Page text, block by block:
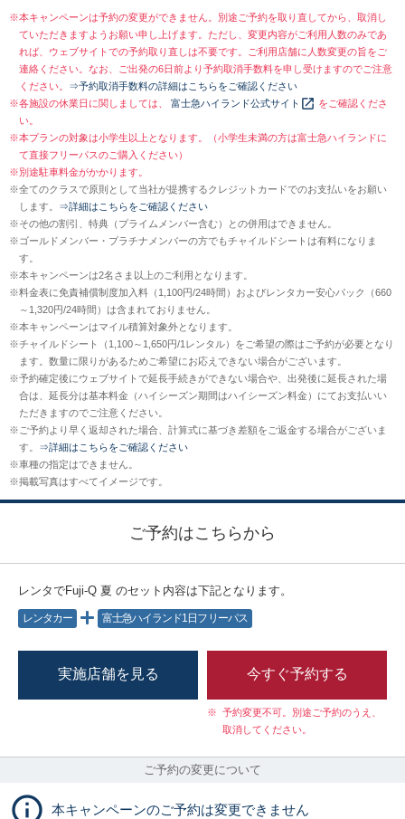
※本キャンペーンは予約の変更ができません。別途ご予約を取り直してから、取消し
ていただきますようお願い申し上げます。ただし、変更内容がご利用人数のみであ
れば、ウェブサイトでの予約取り直しは不要です。ご利用店舗に人数変更の旨をご
連絡ください。なお、ご出発の6日前より予約取消手数料を申し受けますのでご注意
ください。 ⇒予約取消手数料の詳細はこちらをご確認ください
※各施設の休業日に関しましては、 富士急ハイランド公式サイト
をご確認くださ
い。
※本プランの対象は小学生以上となります。（小学生未満の方は富士急ハイランドに
て直接フリーパスのご購入ください）
※別途駐車料金がかかります。
※全てのクラスで原則として当社が提携するクレジットカードでのお支払いをお願い
します。 ⇒詳細はこちらをご確認ください
※その他の割引、特典（プライムメンバー含む）との併用はできません。
※ゴールドメンバー・プラチナメンバーの方でもチャイルドシートは有料になりま
す。
※本キャンペーンは2名さま以上のご利用となります。
※料金表に免責補償制度加入料（1,100円/24時間）およびレンタカー安心パック（660
～1,320円/24時間）は含まれておりません。
※本キャンペーンはマイル積算対象外となります。
※チャイルドシート（1,100～1,650円/1レンタル）をご希望の際はご予約が必要となり
ます。数量に限りがあるためご希望にお応えできない場合がございます。
※予約確定後にウェブサイトで延長手続きができない場合や、出発後に延長された場
合は、延長分は基本料金（ハイシーズン期間はハイシーズン料金）にてお支払いい
ただきますのでご注意ください。
※ ご予約より早く返却された場合、計算式に基づき差額をご返金する場合がございま
す。 ⇒詳細はこちらをご確認ください
※車種の指定はできません。
※掲載写真はすべてイメージです。
ご予約はこちらから
レンタでFuji-Q 夏 のセット内容は下記となります。
レンタカー 富士急ハイランド1日フリーパス
実施店舗を見る 今すぐ予約する
※ 予約変更不可。別途ご予約のうえ、
取消してください。
ご予約の変更について
本キャンペーンのご予約は変更できません